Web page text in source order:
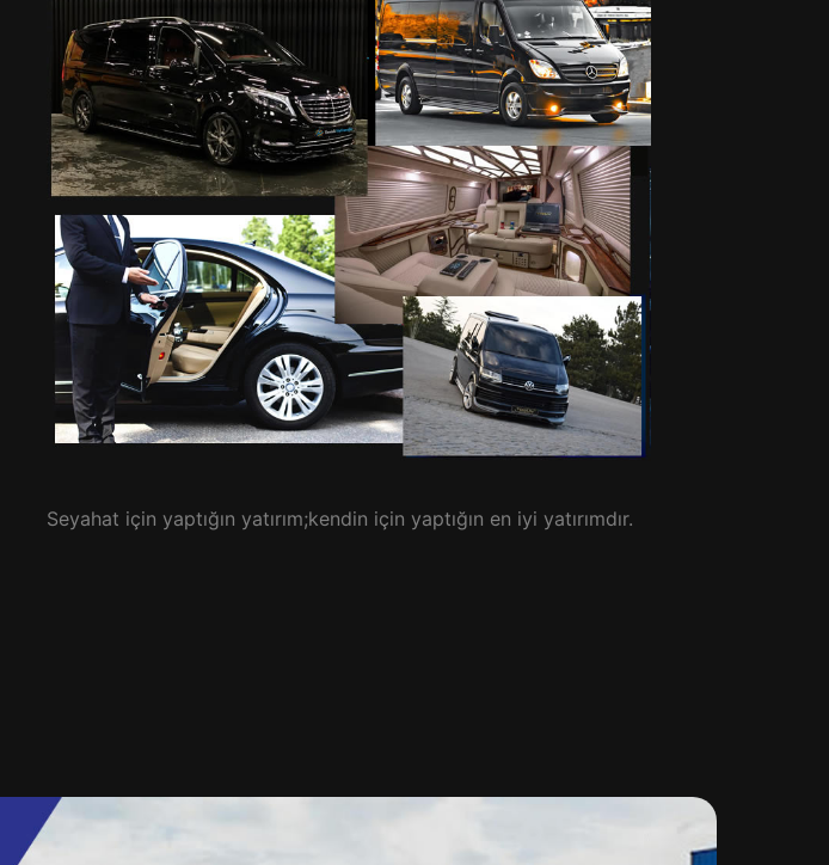
Seyahat için yaptığın yatırım;kendin için yaptığın en iyi yatırımdır.